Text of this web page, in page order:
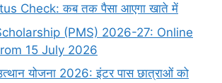
Check: कब तक पैसा आएगा खाते में
(PMS) 2026-27: Online
15 July 2026
योजना 2026: इंटर पास छात्राओं को